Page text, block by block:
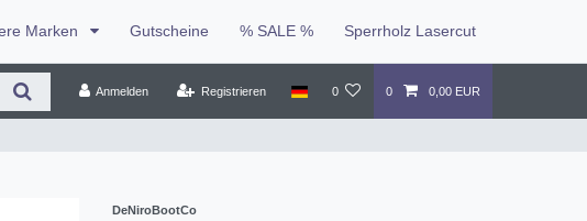
Marken Gutscheine % SALE % Sperrholz Lasercut
Anmelden Registrieren 0 0 0,00 EUR
DeNiroBootCo